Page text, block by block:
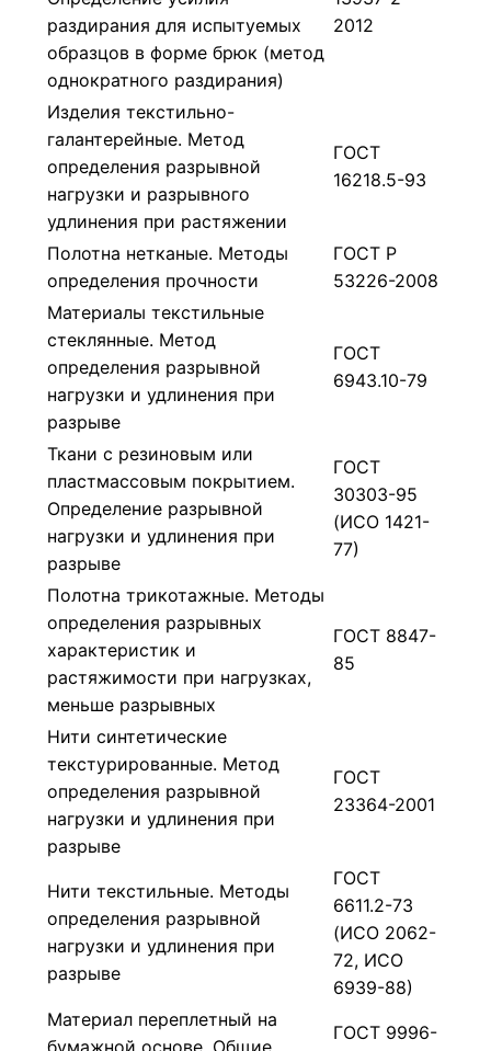
раздирания для испытуемых
образцов в форме брюк (метод
однократного раздирания)
2012
Изделия текстильно-
галантерейные. Метод
определения разрывной
нагрузки и разрывного
удлинения при растяжении
ГОСТ
16218.5-93
Полотна нетканые. Методы
определения прочности
ГОСТ Р
53226-2008
Материалы текстильные
стеклянные. Метод
определения разрывной
нагрузки и удлинения при
разрыве
ГОСТ
6943.10-79
Ткани с резиновым или
пластмассовым покрытием.
Определение разрывной
нагрузки и удлинения при
разрыве
ГОСТ
30303-95
(ИСО 1421-
77)
Полотна трикотажные. Методы
определения разрывных
характеристик и
растяжимости при нагрузках,
меньше разрывных
ГОСТ 8847-
85
Нити синтетические
текстурированные. Метод
определения разрывной
нагрузки и удлинения при
разрыве
ГОСТ
23364-2001
Нити текстильные. Методы
определения разрывной
нагрузки и удлинения при
разрыве
ГОСТ
6611.2-73
(ИСО 2062-
72, ИСО
6939-88)
Материал переплетный на
бумажной основе. Общие
ГОСТ 9996-